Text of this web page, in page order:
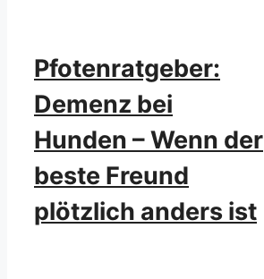
Pfotenratgeber:
Demenz bei
Hunden – Wenn der
beste Freund
plötzlich anders ist